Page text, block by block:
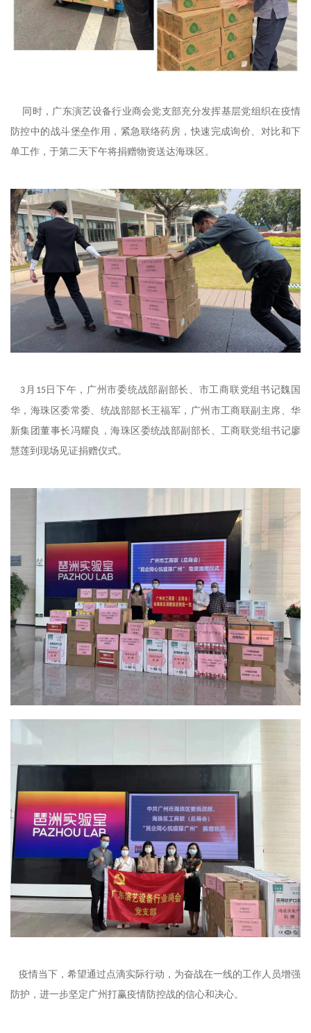
同时，广东演艺设备行业商会党支部充分发挥基层党组织在疫情
防控中的战斗堡垒作用，紧急联络药房，快速完成询价、对比和下
单工作，于第二天下午将捐赠物资送达海珠区。
3 月 15日下午，广州市委统战部副部长、市工商联党组书记魏国
华，海珠区委常委、统战部部长王福军，广州市工商联副主席、华
新集团董事长冯耀良，海珠区委统战部副部长、工商联党组书记廖
慧莲到现场见证捐赠仪式。
疫情当下，希望通过点滴实际行动，为奋战在一线的工作人员增强
防护，进一步坚定广州打赢疫情防控战的信心和决心。